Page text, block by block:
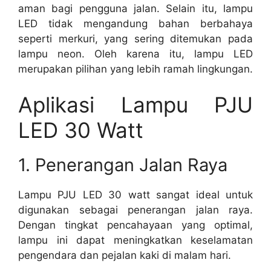
aman bagi pengguna jalan. Selain itu, lampu
LED tidak mengandung bahan berbahaya
seperti merkuri, yang sering ditemukan pada
lampu neon. Oleh karena itu, lampu LED
merupakan pilihan yang lebih ramah lingkungan.
Aplikasi Lampu PJU
LED 30 Watt
1. Penerangan Jalan Raya
Lampu PJU LED 30 watt sangat ideal untuk
digunakan sebagai penerangan jalan raya.
Dengan tingkat pencahayaan yang optimal,
lampu ini dapat meningkatkan keselamatan
pengendara dan pejalan kaki di malam hari.